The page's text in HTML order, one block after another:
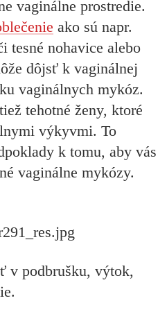
vaginálne prostredie.
ako sú napr.
tesné nohavice alebo
dôjsť k vaginálnej
vaginálnych mykóz.
tehotné ženy, ktoré
výkyvmi. To
k tomu, aby vás
vaginálne mykózy.
v podbrušku, výtok,